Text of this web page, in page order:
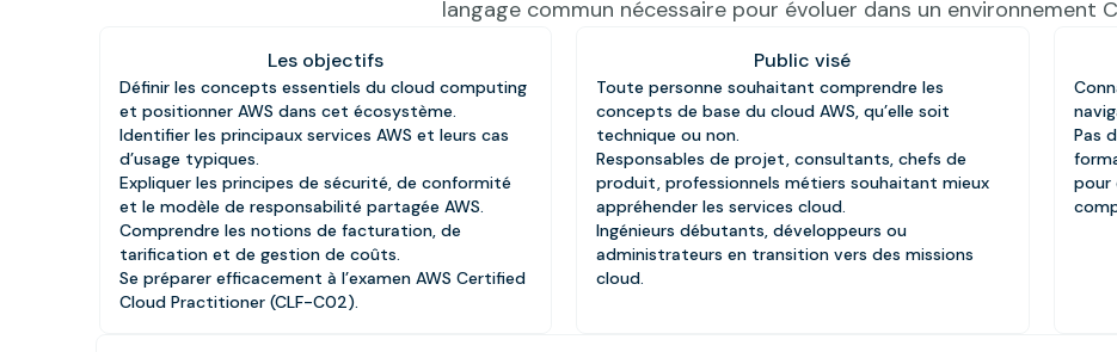
langage commun nécessaire pour évoluer dans un environnement
Les objectifs
Définir les concepts essentiels du cloud computing
et positionner AWS dans cet écosystème.
Identifier les principaux services AWS et leurs cas
d’usage typiques.
Expliquer les principes de sécurité, de conformité
et le modèle de responsabilité partagée AWS.
Comprendre les notions de facturation, de
tarification et de gestion de coûts.
Se préparer efficacement à l’examen AWS Certified
Cloud Practitioner (CLF-C02).
Public visé
Toute personne souhaitant comprendre les
concepts de base du cloud AWS, qu’elle soit
technique ou non.
Responsables de projet, consultants, chefs de
produit, professionnels métiers souhaitant mieux
appréhender les services cloud.
Ingénieurs débutants, développeurs ou
administrateurs en transition vers des missions
cloud.
Pas
pour